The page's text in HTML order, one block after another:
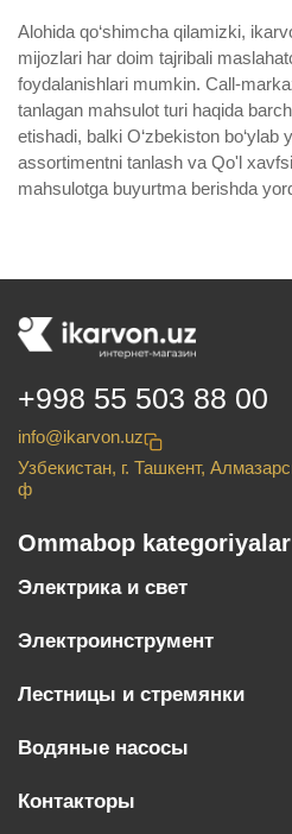
Alohida qo‘shimcha qilamizki,
mijozlari har doim tajribali
foydalanishlari mumkin. Call-
tanlagan mahsulot turi haqida
etishadi, balki O‘zbekiston bo‘ylab
assortimentni tanlash va Qo'l
mahsulotga buyurtma berishda
+998 55 503 88 00
info@ikarvon.uz
Узбекистан, г. Ташкент,
ф
Ommabop kategoriyalar
Электрика и свет
Электроинструмент
Лестницы и стремянки
Водяные насосы
Контакторы